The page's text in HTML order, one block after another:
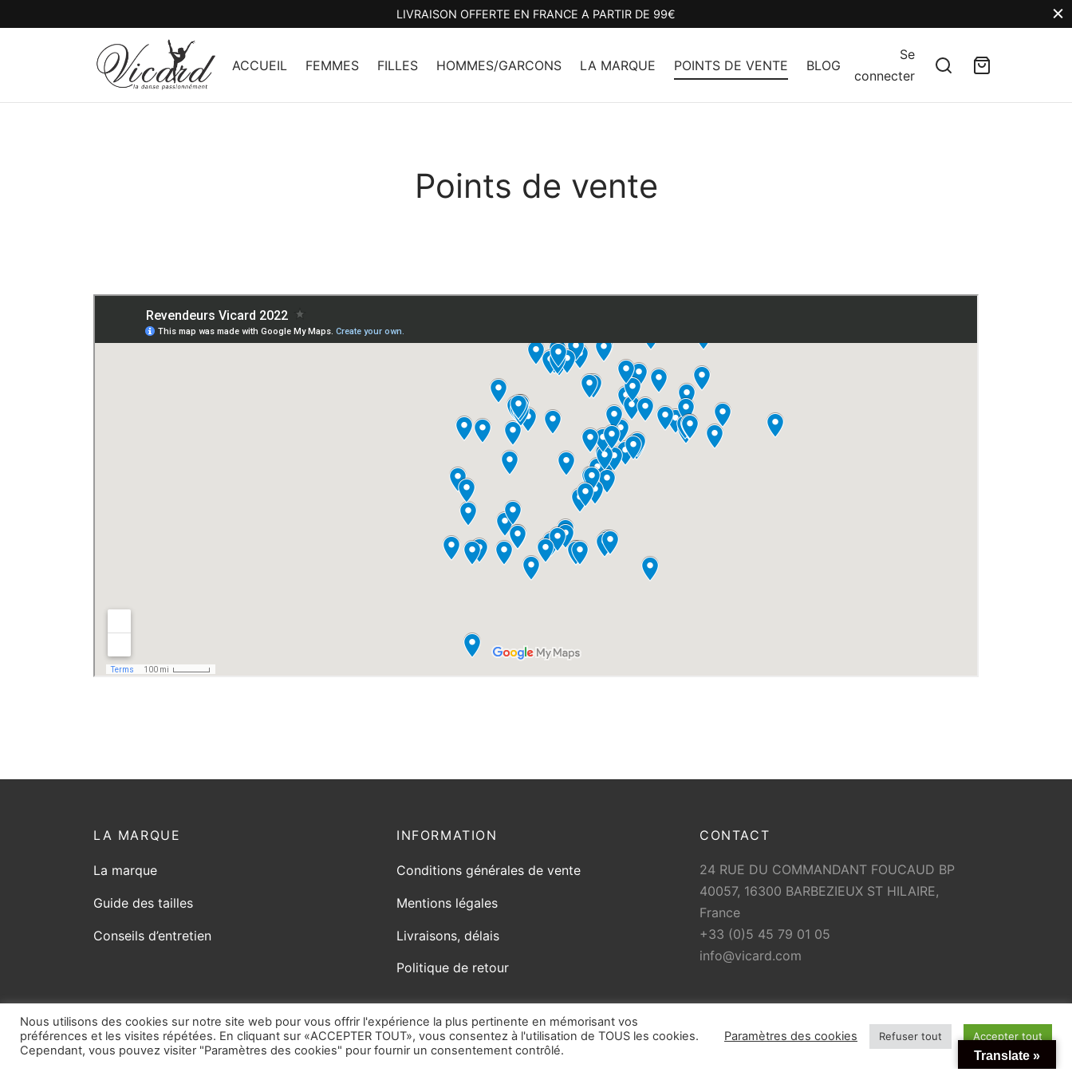
LIVRAISON OFFERTE EN FRANCE A PARTIR DE 99€
ACCUEIL FEMMES FILLES HOMMES/GARCONS LA MARQUE POINTS DE VENTE BLOG
Se
connecter
Points de vente
LA MARQUE
La marque
Guide des tailles
Conseils d’entretien
INFORMATION
Conditions générales de vente
Mentions légales
Livraisons, délais
Politique de retour
CONTACT
24 RUE DU COMMANDANT FOUCAUD BP
40057, 16300 BARBEZIEUX ST HILAIRE,
France
+33 (0)5 45 79 01 05
info@vicard.com
© Copyright 2026vicard.comtout droit réservé. Toute reproduction partielle ou
Nous utilisons des cookies sur notre site web pour vous offrir l'expérience la plus pertinente en mémorisant vos
préférences et les visites répétées. En cliquant sur «ACCEPTER TOUT», vous consentez à l'utilisation de TOUS les cookies.
Cependant, vous pouvez visiter "Paramètres des cookies" pour fournir un consentement contrôlé.
Paramètres des cookies Refuser tout Accepter tout
Translate »